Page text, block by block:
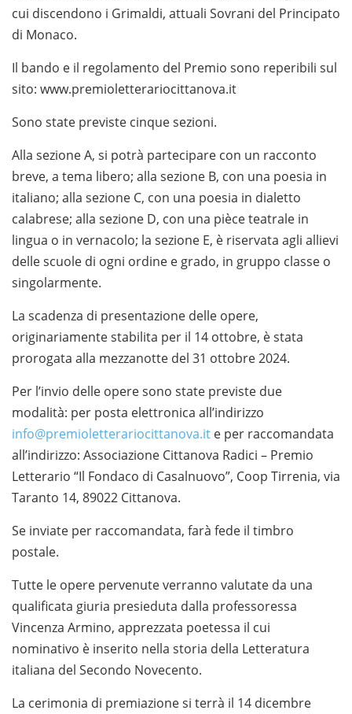
cui discendono i Grimaldi, attuali Sovrani del Principato
di Monaco.
Il bando e il regolamento del Premio sono reperibili sul
sito: www.premioletterariocittanova.it
Sono state previste cinque sezioni.
Alla sezione A, si potrà partecipare con un racconto
breve, a tema libero; alla sezione B, con una poesia in
italiano; alla sezione C, con una poesia in dialetto
calabrese; alla sezione D, con una pièce teatrale in
lingua o in vernacolo; la sezione E, è riservata agli allievi
delle scuole di ogni ordine e grado, in gruppo classe o
singolarmente.
La scadenza di presentazione delle opere,
originariamente stabilita per il 14 ottobre, è stata
prorogata alla mezzanotte del 31 ottobre 2024.
Per l’invio delle opere sono state previste due
modalità: per posta elettronica all’indirizzo
info@premioletterariocittanova.it e per raccomandata
all’indirizzo: Associazione Cittanova Radici – Premio
Letterario “Il Fondaco di Casalnuovo”, Coop Tirrenia, via
Taranto 14, 89022 Cittanova.
Se inviate per raccomandata, farà fede il timbro
postale.
Tutte le opere pervenute verranno valutate da una
qualificata giuria presieduta dalla professoressa
Vincenza Armino, apprezzata poetessa il cui
nominativo è inserito nella storia della Letteratura
italiana del Secondo Novecento.
La cerimonia di premiazione si terrà il 14 dicembre